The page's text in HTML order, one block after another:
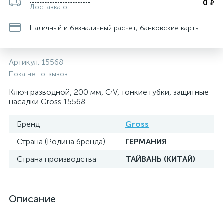
Доставка от
0 ₽
Наличный и безналичный расчет, банковские карты
Артикул: 15568
Пока нет отзывов
Ключ разводной, 200 мм, CrV, тонкие губки, защитные
насадки Gross 15568
Бренд
Gross
Страна (Родина бренда)
ГЕРМАНИЯ
Страна производства
ТАЙВАНЬ (КИТАЙ)
Описание